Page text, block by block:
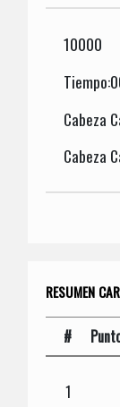
10000
Cabeza
Cabeza
RESUMEN
#
1